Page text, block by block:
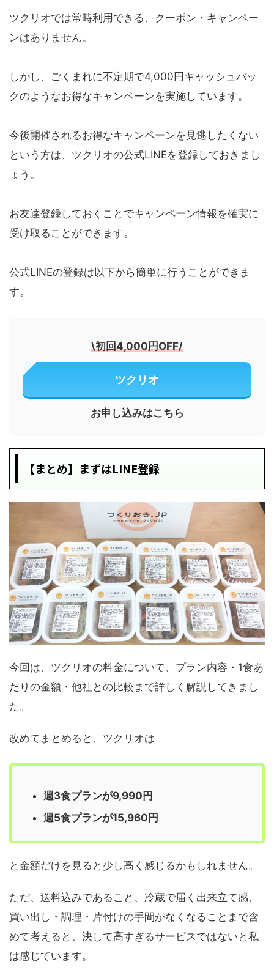
ツクリオでは常時利用できる、クーポン・キャンペー
ンはありません。
しかし、ごくまれに不定期で4,000円キャッシュバッ
クのようなお得なキャンペーンを実施しています。
今後開催されるお得なキャンペーンを見逃したくない
という方は、ツクリオの公式LINEを登録しておきまし
ょう。
お友達登録しておくことでキャンペーン情報を確実に
受け取ることができます。
公式LINEの登録は以下から簡単に行うことができま
す。
\初回4,000円OFF/
ツクリオ
お申し込みはこちら
【まとめ】まずはLINE登録
今回は、ツクリオの料金について、プラン内容・1食あ
たりの金額・他社との比較まで詳しく解説してきまし
た。
改めてまとめると、ツクリオは
週3食プランが9,990円
週5食プランが15,960円
と金額だけを見ると少し高く感じるかもしれません。
ただ、送料込みであること、冷蔵で届く出来立て感、
買い出し・調理・片付けの手間がなくなることまで含
めて考えると、決して高すぎるサービスではないと私
は感じています。